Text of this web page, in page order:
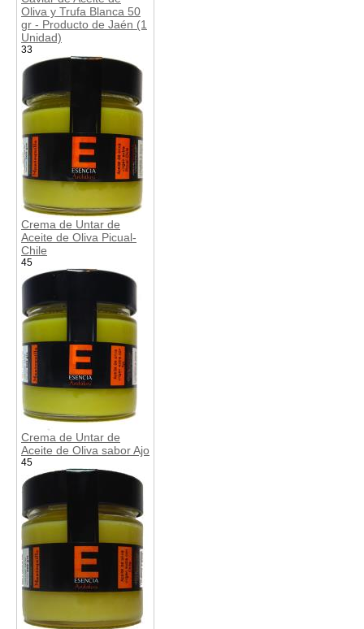
Oliva y Trufa Blanca 50
gr - Producto de Jaén (1
Unidad)
33
Crema de Untar de
Aceite de Oliva Picual-
Chile
45
Crema de Untar de
Aceite de Oliva sabor Ajo
45